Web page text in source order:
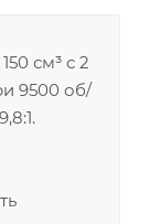
см³ с 2
9500 об/